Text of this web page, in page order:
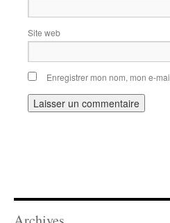
Site web
Enregistrer mon nom, mon e-